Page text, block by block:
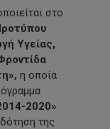
στο
Υγείας,
η οποία
2020»
της